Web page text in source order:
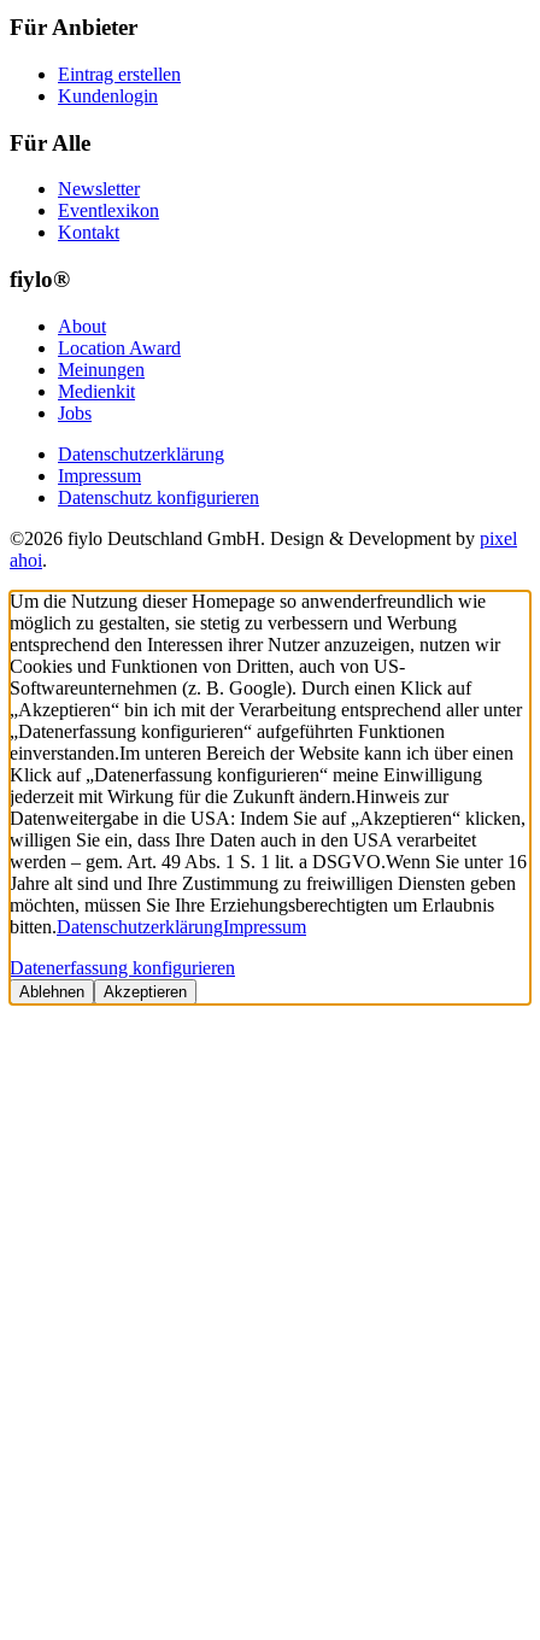
Für Anbieter
Eintrag erstellen
Kundenlogin
Für Alle
Newsletter
Eventlexikon
Kontakt
fiylo®
About
Location Award
Meinungen
Medienkit
Jobs
Datenschutzerklärung
Impressum
Datenschutz konfigurieren
©2026 fiylo Deutschland GmbH. Design & Development by pixel
ahoi.
Um die Nutzung dieser Homepage so anwenderfreundlich wie
möglich zu gestalten, sie stetig zu verbessern und Werbung
entsprechend den Interessen ihrer Nutzer anzuzeigen, nutzen wir
Cookies und Funktionen von Dritten, auch von US-
Softwareunternehmen (z. B. Google). Durch einen Klick auf
„Akzeptieren“ bin ich mit der Verarbeitung entsprechend aller unter
„Datenerfassung konfigurieren“ aufgeführten Funktionen
einverstanden.Im unteren Bereich der Website kann ich über einen
Klick auf „Datenerfassung konfigurieren“ meine Einwilligung
jederzeit mit Wirkung für die Zukunft ändern.Hinweis zur
Datenweitergabe in die USA: Indem Sie auf „Akzeptieren“ klicken,
willigen Sie ein, dass Ihre Daten auch in den USA verarbeitet
werden – gem. Art. 49 Abs. 1 S. 1 lit. a DSGVO.Wenn Sie unter 16
Jahre alt sind und Ihre Zustimmung zu freiwilligen Diensten geben
möchten, müssen Sie Ihre Erziehungsberechtigten um Erlaubnis
bitten.DatenschutzerklärungImpressum
Datenerfassung konfigurieren
Ablehnen Akzeptieren